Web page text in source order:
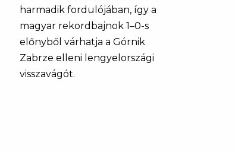
harmadik fordulójában, így a
magyar rekordbajnok 1–0-s
előnyből várhatja a Górnik
Zabrze elleni lengyelországi
visszavágót.